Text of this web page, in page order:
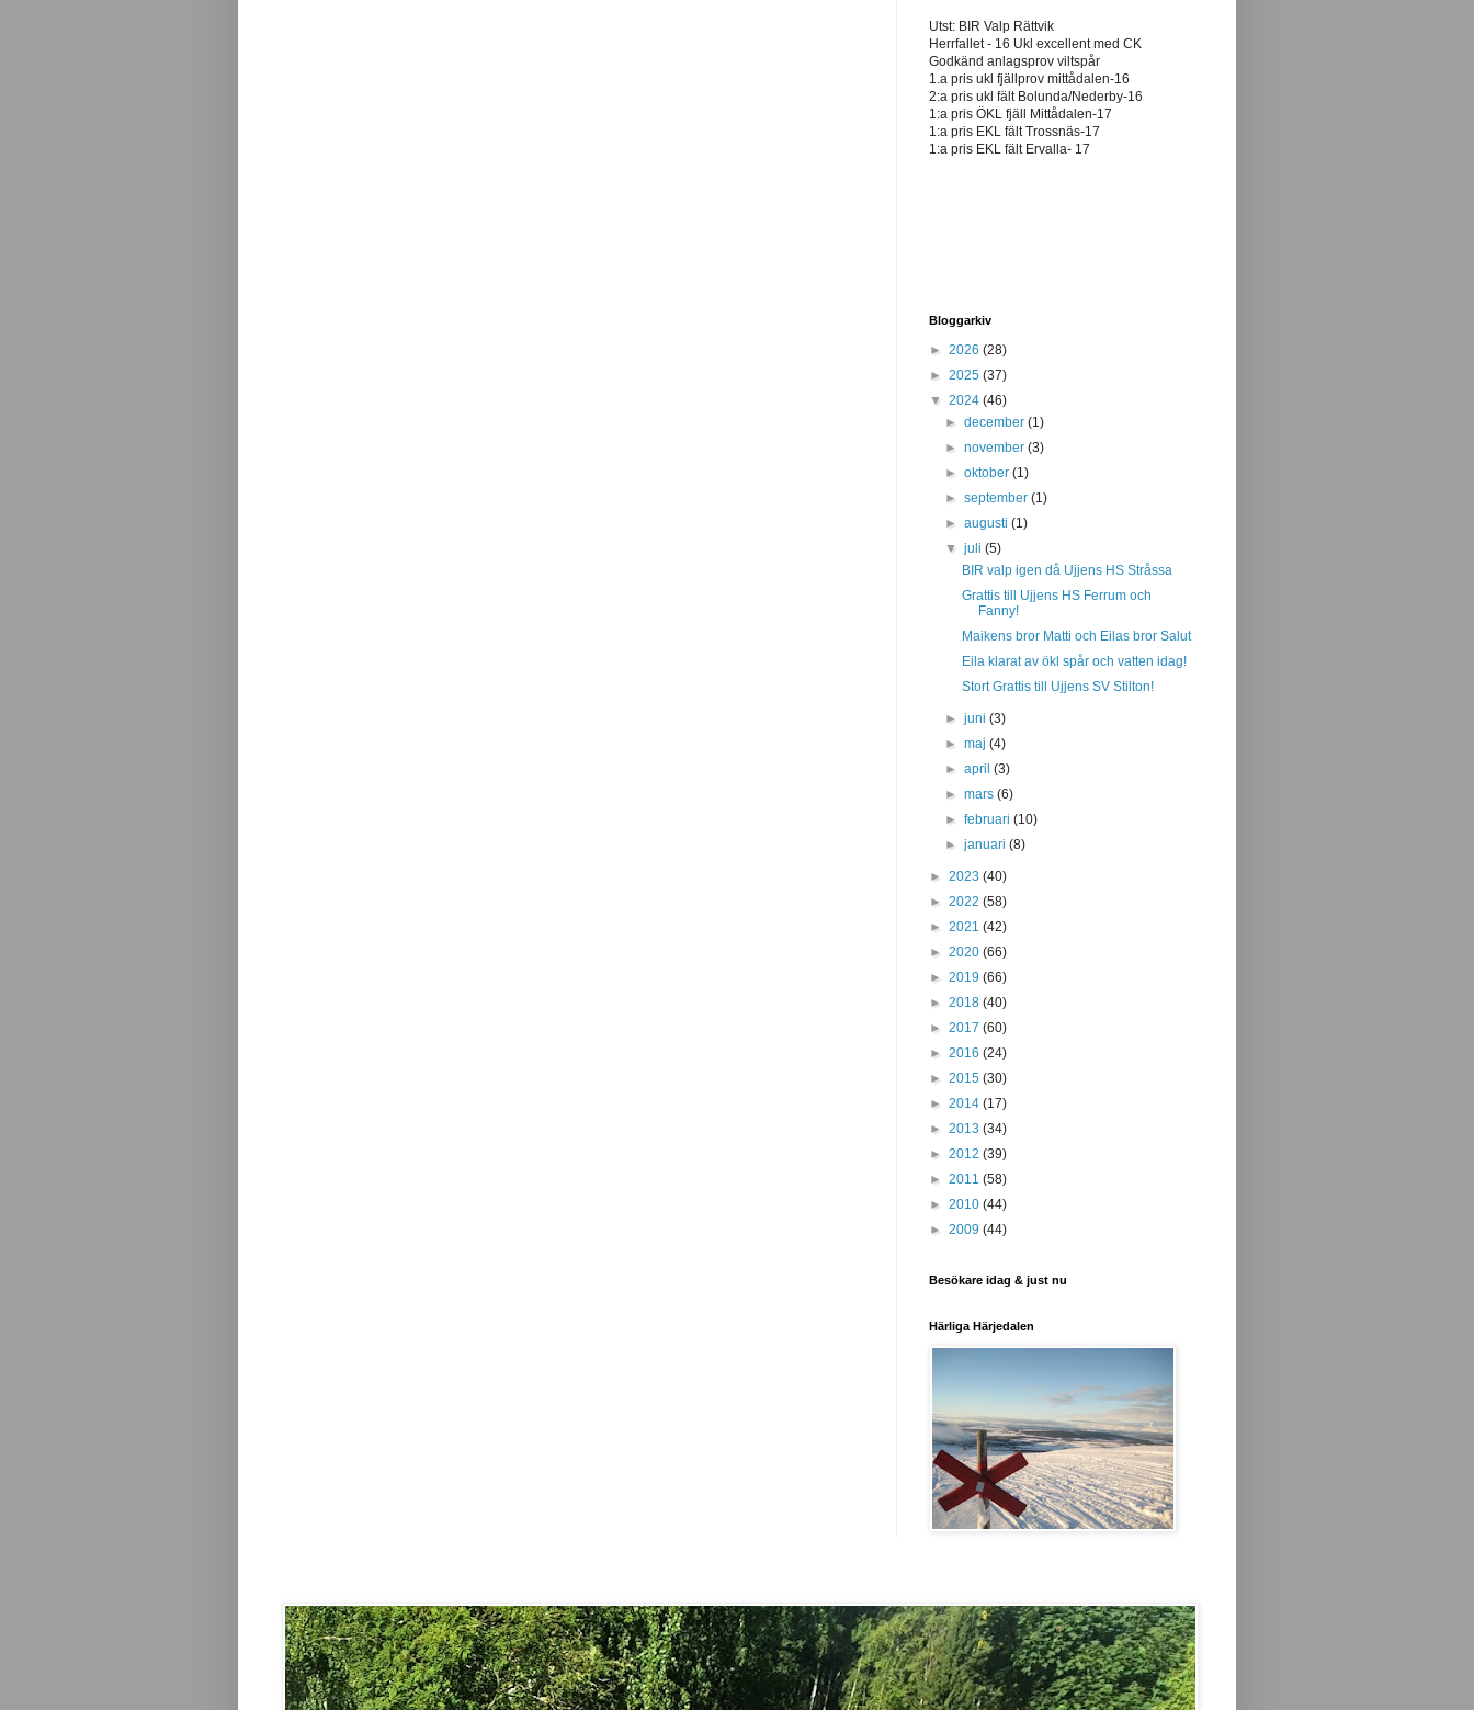
Utst: BIR Valp Rättvik
Herrfallet - 16 Ukl excellent med CK
Godkänd anlagsprov viltspår
1.a pris ukl fjällprov mittådalen-16
2:a pris ukl fält Bolunda/Nederby-16
1:a pris ÖKL fjäll Mittådalen-17
1:a pris EKL fält Trossnäs-17
1:a pris EKL fält Ervalla- 17
Bloggarkiv
► 2026 (28)
► 2025 (37)
▼ 2024 (46)
►december(1)
►november(3)
►oktober(1)
►september(1)
►augusti(1)
▼juli(5)
BIR valp igen då Ujjens HS Stråssa
Grattis till Ujjens HS Ferrum och
Fanny!
Maikens bror Matti och Eilas bror Salut
Eila klarat av ökl spår och vatten idag!
Stort Grattis till Ujjens SV Stilton!
►juni(3)
►maj(4)
►april(3)
►mars(6)
►februari(10)
►januari(8)
► 2023 (40)
► 2022 (58)
► 2021 (42)
► 2020 (66)
► 2019 (66)
► 2018 (40)
► 2017 (60)
► 2016 (24)
► 2015 (30)
► 2014 (17)
► 2013 (34)
► 2012 (39)
► 2011 (58)
► 2010 (44)
► 2009 (44)
Besökare idag & just nu
Härliga Härjedalen